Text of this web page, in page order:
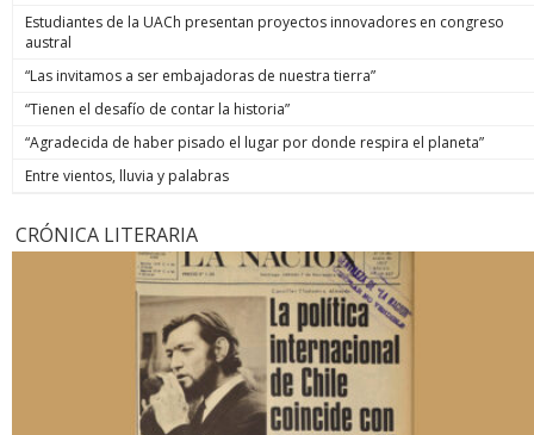
Estudiantes de la UACh presentan proyectos innovadores en congreso
austral
“Las invitamos a ser embajadoras de nuestra tierra”
“Tienen el desafío de contar la historia”
“Agradecida de haber pisado el lugar por donde respira el planeta”
Entre vientos, lluvia y palabras
CRÓNICA LITERARIA